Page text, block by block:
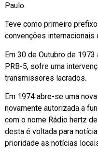
Paulo.
Teve como primeiro
convenções internacionais
Em 30 de Outubro de
PRB-5, sofre uma
transmissores lacrados.
Em 1974 abre-se uma
novamente autorizada a
com o nome Rádio hertz
desta é voltada para
prioridade as notícias